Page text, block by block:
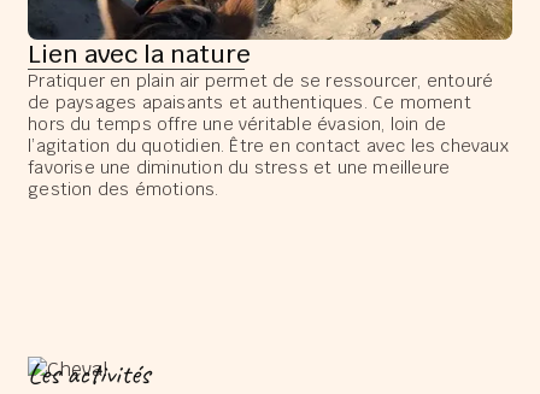
Lien avec la nature
Pratiquer en plain air permet de se ressourcer, entouré
de paysages apaisants et authentiques. Ce moment
hors du temps offre une véritable évasion, loin de
l’agitation du quotidien. Être en contact avec les chevaux
favorise une diminution du stress et une meilleure
gestion des émotions.
Les activités